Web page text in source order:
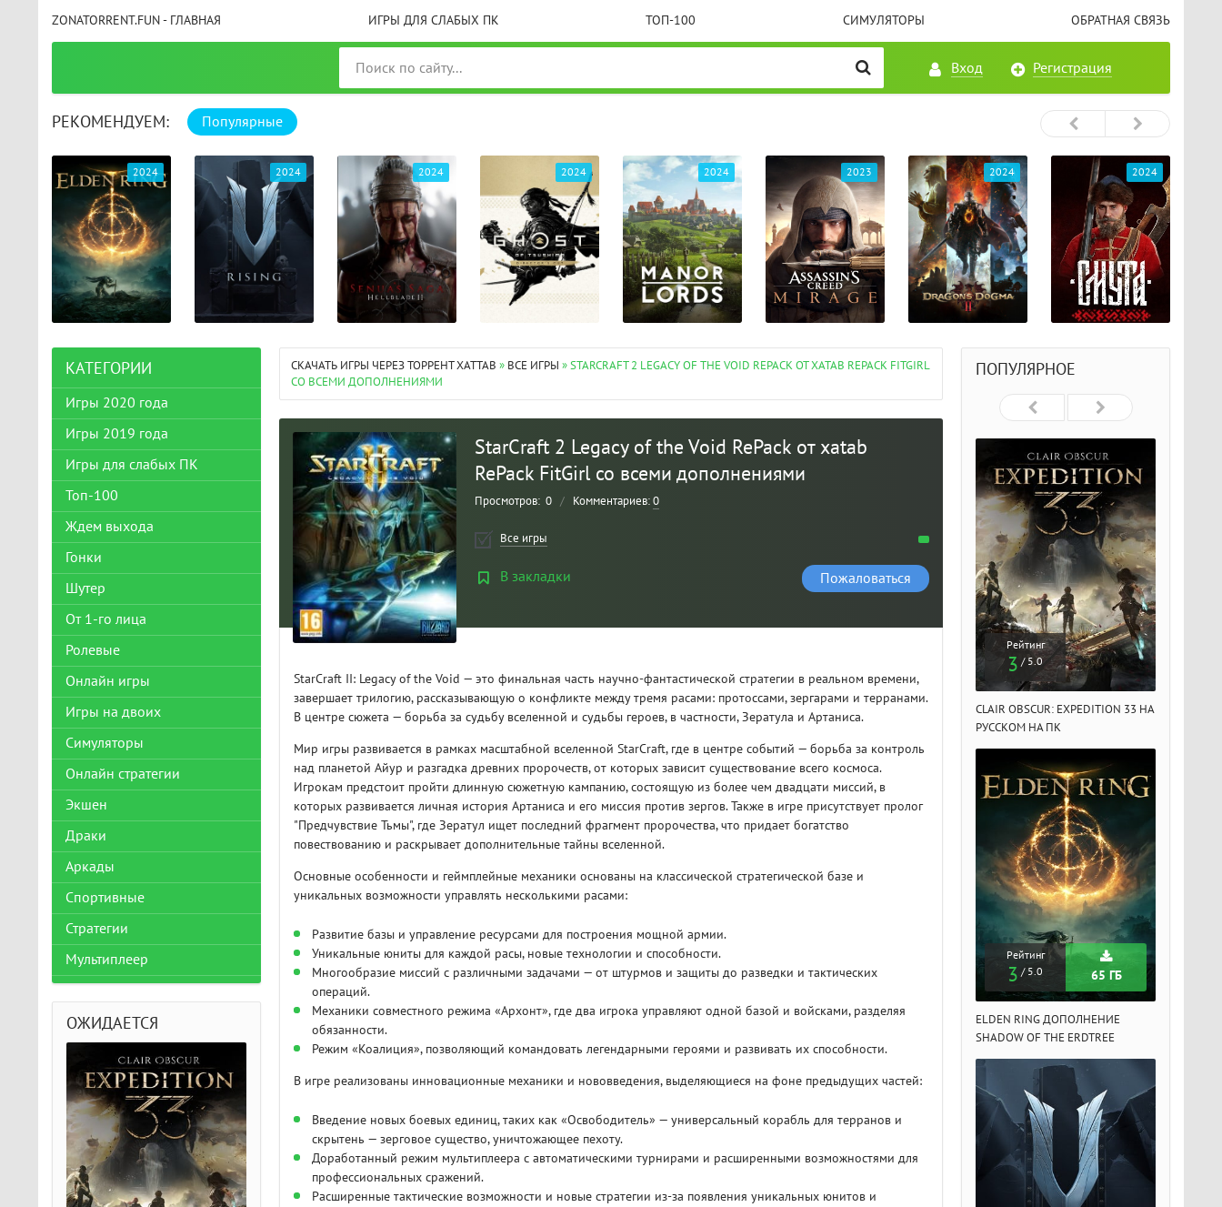
ZONATORRENT.FUN - ГЛАВНАЯ ИГРЫ ДЛЯ СЛАБЫХ ПК ТОП-100 СИМУЛЯТОРЫ ОБРАТНАЯ СВЯЗЬ
Вход Регистрация
РЕКОМЕНДУЕМ: Популярные
2024 2024 2024 2024 2024 2023 2024 2024
СКАЧАТЬ ИГРЫ ЧЕРЕЗ ТОРРЕНТ XATTAB » ВСЕ ИГРЫ » STARCRAFT 2 LEGACY OF THE VOID REPACK ОТ XATAB REPACK FITGIRL
СО ВСЕМИ ДОПОЛНЕНИЯМИ
StarCraft 2 Legacy of the Void RePack от xatab
RePack FitGirl со всеми дополнениями
Просмотров: 0 / Комментариев:0
Все игры
В закладки Пожаловаться
StarCraft II: Legacy of the Void — это финальная часть научно-фантастической стратегии в реальном времени,
завершает трилогию, рассказывающую о конфликте между тремя расами: протоссами, зергарами и терранами.
В центре сюжета — борьба за судьбу вселенной и судьбы героев, в частности, Зератула и Артаниса.
Мир игры развивается в рамках масштабной вселенной StarCraft, где в центре событий — борьба за контроль
над планетой Айур и разгадка древних пророчеств, от которых зависит существование всего космоса.
Игрокам предстоит пройти длинную сюжетную кампанию, состоящую из более чем двадцати миссий, в
которых развивается личная история Артаниса и его миссия против зергов. Также в игре присутствует пролог
"Предчувствие Тьмы", где Зератул ищет последний фрагмент пророчества, что придает богатство
повествованию и раскрывает дополнительные тайны вселенной.
Основные особенности и геймплейные механики основаны на классической стратегической базе и
уникальных возможности управлять несколькими расами:
Развитие базы и управление ресурсами для построения мощной армии.
Уникальные юниты для каждой расы, новые технологии и способности.
Многообразие миссий с различными задачами — от штурмов и защиты до разведки и тактических
операций.
Механики совместного режима «Архонт», где два игрока управляют одной базой и войсками, разделяя
обязанности.
Режим «Коалиция», позволяющий командовать легендарными героями и развивать их способности.
В игре реализованы инновационные механики и нововведения, выделяющиеся на фоне предыдущих частей:
Введение новых боевых единиц, таких как «Освободитель» — универсальный корабль для терранов и
скрытень — зерговое существо, уничтожающее пехоту.
Доработанный режим мультиплеера с автоматическими турнирами и расширенными возможностями для
профессиональных сражений.
Расширенные тактические возможности и новые стратегии из-за появления уникальных юнитов и
КАТЕГОРИИ
Игры 2020 года
Игры 2019 года
Игры для слабых ПК
Топ-100
Ждем выхода
Гонки
Шутер
От 1-го лица
Ролевые
Онлайн игры
Игры на двоих
Симуляторы
Онлайн стратегии
Экшен
Драки
Аркады
Спортивные
Стратегии
Мультиплеер
ОЖИДАЕТСЯ
ПОПУЛЯРНОЕ
CLAIR OBSCUR: EXPEDITION 33 НА
РУССКОМ НА ПК
Рейтинг
3/ 5.0 65 ГБ
ELDEN RING ДОПОЛНЕНИЕ
CLAIR OBSCUR: EXPEDITION 33 НА
РУССКОМ НА ПК
3/ 5.0
ELDEN RING ДОПОЛНЕНИЕ
Рейтинг
3 / 5.0
CLAIR OBSCUR: EXPEDITION 33 НА
РУССКОМ НА ПК
Рейтинг
3 / 5.0 65 ГБ
ELDEN RING ДОПОЛНЕНИЕ
SHADOW OF THE ERDTREE